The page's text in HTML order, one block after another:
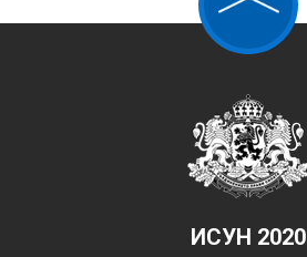
ИСУН 2020